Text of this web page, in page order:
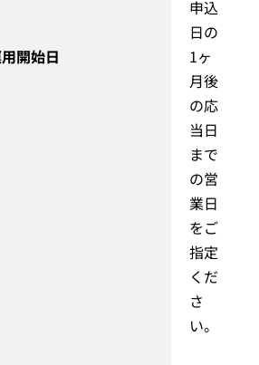
開始日
申込
日の
1ヶ
月後
の応
当日
まで
の営
業日
をご
指定
くだ
さ
い。